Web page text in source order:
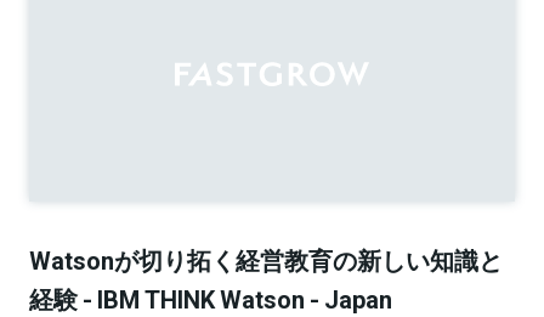
Watsonが切り拓く経営教育の新しい知識と
経験 - IBM THINK Watson - Japan